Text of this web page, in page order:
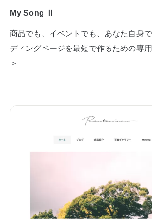
My Song Ⅱ
商品でも、イベントでも、あなた自身
ディングページを最短で作るための専用
＞